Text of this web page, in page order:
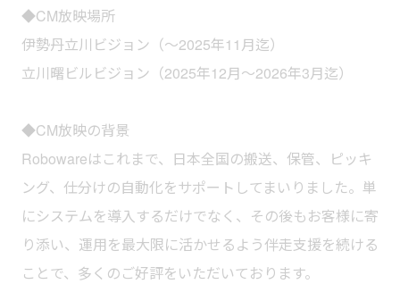
◆CM放映場所
伊勢丹立川ビジョン（〜2025年11月迄）
立川曙ビルビジョン（2025年12月〜2026年3月迄）
◆CM放映の背景
Robowareはこれまで、日本全国の搬送、保管、ピッキ
ング、仕分けの自動化をサポートしてまいりました。単
にシステムを導入するだけでなく、その後もお客様に寄
り添い、運用を最大限に活かせるよう伴走支援を続ける
ことで、多くのご好評をいただいております。